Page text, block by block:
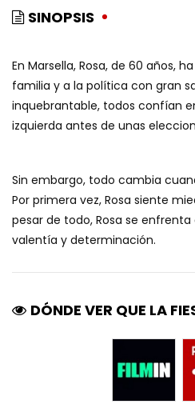
SINOPSIS
En Marsella, Rosa, de 60 años,
familia y a la política con gran
inquebrantable, todos confían
izquierda antes de unas
Sin embargo, todo cambia
Por primera vez, Rosa siente
pesar de todo, Rosa se
valentía y determinación.
DÓNDE VER QUE LA